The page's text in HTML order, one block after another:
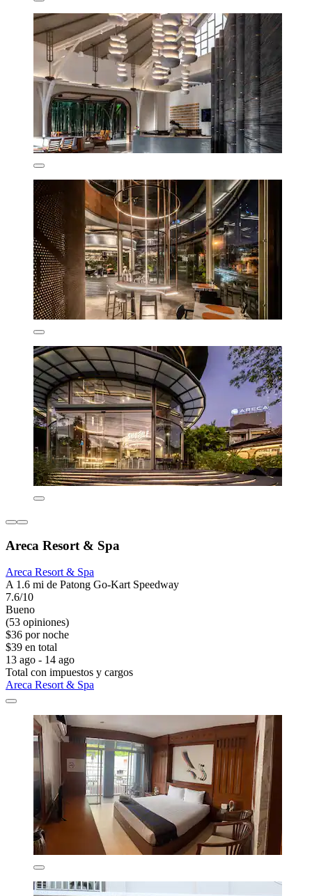
Areca Resort & Spa
Areca Resort & Spa
A 1.6 mi de Patong Go-Kart Speedway
7.6/10
Bueno
(53 opiniones)
$36 por noche
$39 en total
13 ago - 14 ago
Total con impuestos y cargos
Areca Resort & Spa